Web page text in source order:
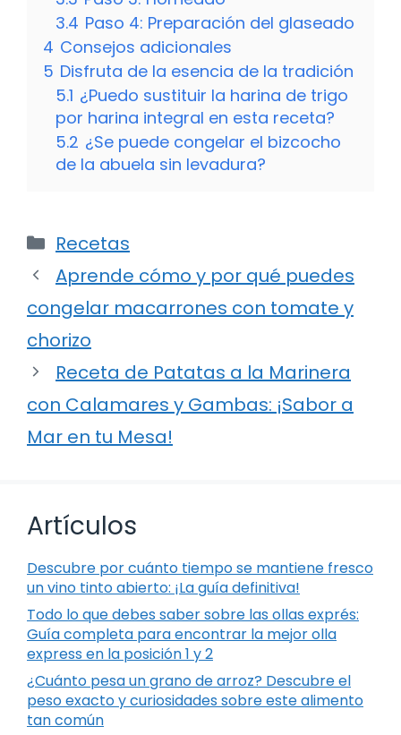
3.4 Paso 4: Preparación del glaseado
4 Consejos adicionales
5 Disfruta de la esencia de la tradición
5.1 ¿Puedo sustituir la harina de trigo
por harina integral en esta receta?
5.2 ¿Se puede congelar el bizcocho
de la abuela sin levadura?
Categorías
Recetas
Aprende cómo y por qué puedes
congelar macarrones con tomate y
chorizo
Receta de Patatas a la Marinera
con Calamares y Gambas: ¡Sabor a
Mar en tu Mesa!
Artículos
Descubre por cuánto tiempo se mantiene fresco
un vino tinto abierto: ¡La guía definitiva!
Todo lo que debes saber sobre las ollas exprés:
Guía completa para encontrar la mejor olla
express en la posición 1 y 2
¿Cuánto pesa un grano de arroz? Descubre el
peso exacto y curiosidades sobre este alimento
tan común